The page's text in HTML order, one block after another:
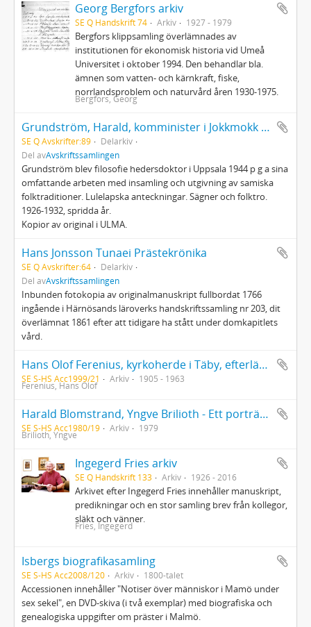
Georg Bergfors arkiv
SE Q Handskrift 74 Arkiv 1927 - 1979
Bergfors klippsamling överlämnades av
institutionen för ekonomisk historia vid Umeå
Universitet i oktober 1994. Den behandlar bla.
ämnen som vatten- och kärnkraft, fiske,
norrlandsproblem och naturvård åren 1930-1975.
Bergfors, Georg
Grundström, Harald, komminister i Jokkmokk (1885-1960)
SE Q Avskrifter:89
Delarkiv
Del avAvskriftssamlingen
Grundström blev filosofie hedersdoktor i Uppsala 1944 p g a sina
omfattande arbeten med insamling och utgivning av samiska
folktraditioner. Lulelapska anteckningar. Sägner och folktro.
1926-1932, spridda år.
Kopior av original i ULMA.
Hans Jonsson Tunaei Prästekrönika
SE Q Avskrifter:64
Delarkiv
Del avAvskriftssamlingen
Inbunden fotokopia av originalmanuskript fullbordat 1766
ingående i Härnösands läroverks handskriftssamling nr 203, dit
överlämnat 1861 efter att tidigare ha stått under domkapitlets
vård.
Hans Olof Ferenius, kyrkoherde i Täby, efterlämnade papper
SE S-HS Acc1999/21 Arkiv 1905 - 1963
Ferenius, Hans Olof
Harald Blomstrand, Yngve Brilioth - Ett porträttförsök
SE S-HS Acc1980/19 Arkiv 1979
Brilioth, Yngve
Ingegerd Fries arkiv
SE Q Handskrift 133 Arkiv 1926 - 2016
Arkivet efter Ingegerd Fries innehåller manuskript,
predikningar och en stor samling brev från kollegor,
släkt och vänner.
Fries, Ingegerd
Isbergs biografikasamling
SE S-HS Acc2008/120 Arkiv 1800-talet
Accessionen innehåller "Notiser över människor i Mamö under
sex sekel", en DVD-skiva (i två exemplar) med biografiska och
genealogiska uppgifter om präster i Malmö.